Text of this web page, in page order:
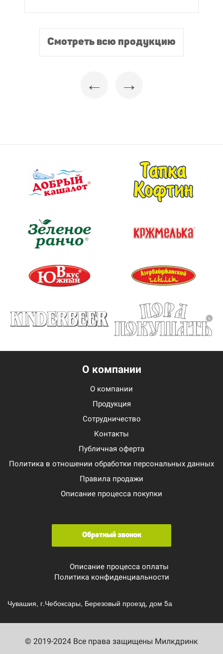
Смотреть всю продукцию
← →
О компании
О компании
Продукция
Сотрудничество
Контакты
Публичная оферта
Политика в отношении обработки персональных данных
Правила продажи
Описание процесса покупки
Обратный звонок
Описание процесса оплаты
Политика конфиденциальности
Чувашия, г.Чебоксары, Березовый проезд, дом 5а
© 2019-2024 Все права защищены Милкдринк